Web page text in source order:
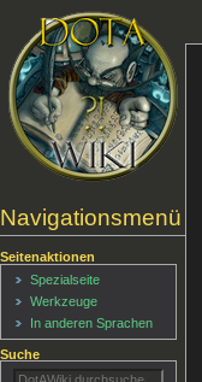
Navigationsmenü
Seitenaktionen
Spezialseite
Werkzeuge
In anderen Sprachen
Suche